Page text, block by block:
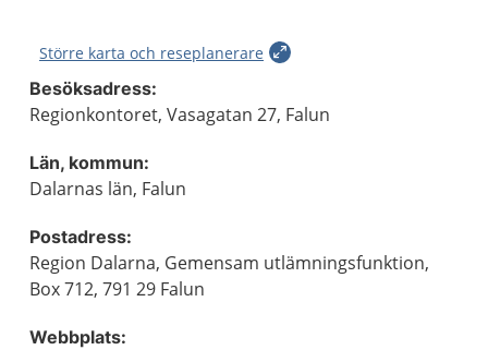
Större karta och reseplanerare
Besöksadress:
Regionkontoret, Vasagatan 27, Falun
Län, kommun:
Dalarnas län, Falun
Postadress:
Region Dalarna, Gemensam utlämningsfunktion,
Box 712, 791 29 Falun
Webbplats: